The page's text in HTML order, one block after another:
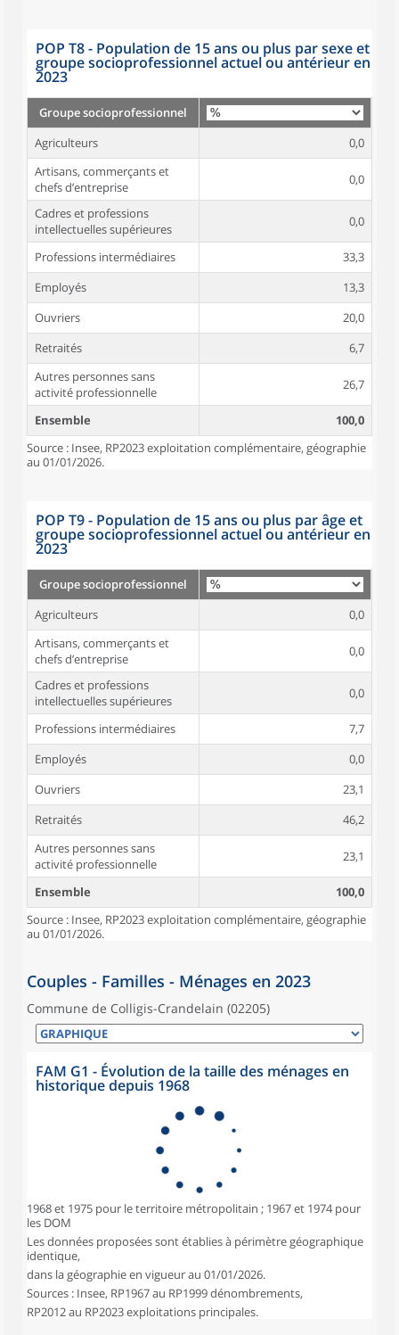
POP T8 - Population de 15 ans ou plus par sexe et
groupe socioprofessionnel actuel ou antérieur en
2023
Groupe socioprofessionnel
Agriculteurs
0,0
Artisans, commerçants et
chefs d’entreprise
0,0
Cadres et professions
intellectuelles supérieures
0,0
Professions intermédiaires
33,3
Employés
13,3
Ouvriers
20,0
Retraités
6,7
Autres personnes sans
activité professionnelle
26,7
Ensemble
100,0
Source : Insee, RP2023 exploitation complémentaire, géographie
au 01/01/2026.
POP T9 - Population de 15 ans ou plus par âge et
groupe socioprofessionnel actuel ou antérieur en
2023
Groupe socioprofessionnel
Agriculteurs
0,0
Artisans, commerçants et
chefs d’entreprise
0,0
Cadres et professions
intellectuelles supérieures
0,0
Professions intermédiaires
7,7
Employés
0,0
Ouvriers
23,1
Retraités
46,2
Autres personnes sans
activité professionnelle
23,1
Ensemble
100,0
Source : Insee, RP2023 exploitation complémentaire, géographie
au 01/01/2026.
Couples - Familles - Ménages en 2023
Commune de Colligis-Crandelain (02205)
FAM G1 - Évolution de la taille des ménages en
historique depuis 1968
1968 et 1975 pour le territoire métropolitain ; 1967 et 1974 pour
les DOM
Les données proposées sont établies à périmètre géographique
identique,
dans la géographie en vigueur au 01/01/2026.
Sources : Insee, RP1967 au RP1999 dénombrements,
RP2012 au RP2023 exploitations principales.